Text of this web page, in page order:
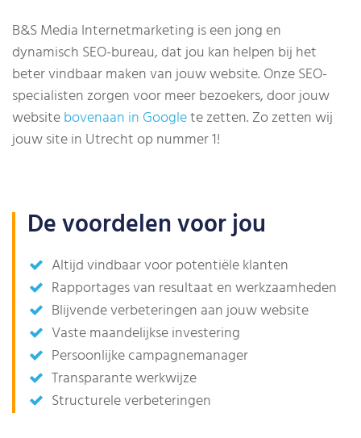
B&S Media Internetmarketing is een jong en
dynamisch SEO-bureau, dat jou kan helpen bij het
beter vindbaar maken van jouw website. Onze SEO-
specialisten zorgen voor meer bezoekers, door jouw
websitebovenaan in Googlete zetten. Zo zetten wij
jouw site in Utrecht op nummer 1!
De voordelen voor jou
Altijd vindbaar voor potentiële klanten
Rapportages van resultaat en werkzaamheden
Blijvende verbeteringen aan jouw website
Vaste maandelijkse investering
Persoonlijke campagnemanager
Transparante werkwijze
Structurele verbeteringen